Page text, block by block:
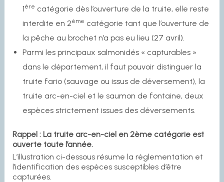
1ère catégorie dès l’ouverture de la truite, elle reste
interdite en 2ème catégorie tant que l’ouverture de
la pêche au brochet n’a pas eu lieu (27 avril).
Parmi les principaux salmonidés « capturables »
dans le département, il faut pouvoir distinguer la
truite fario (sauvage ou issus de déversement), la
truite arc-en-ciel et le saumon de fontaine, deux
espèces strictement issues des déversements.
Rappel : La truite arc-en-ciel en 2ème catégorie est
ouverte toute l’année.
L’illustration ci-dessous résume la réglementation et
l’identification des espèces susceptibles d’être
capturées.